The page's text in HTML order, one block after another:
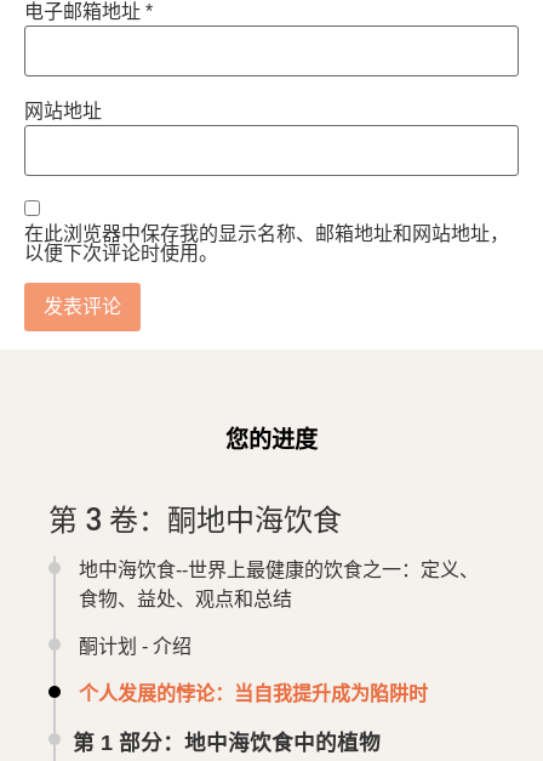
电子邮箱地址 *
网站地址
在此浏览器中保存我的显示名称、邮箱地址和网站地址，
以便下次评论时使用。
您的进度
第 3 卷：酮地中海饮食
地中海饮食--世界上最健康的饮食之一：定义、
食物、益处、观点和总结
酮计划 - 介绍
个人发展的悖论：当自我提升成为陷阱时
第 1 部分：地中海饮食中的植物